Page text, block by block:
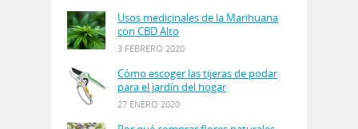
Usos medicinales de la Marihuana
con CBD Alto
3 FEBRERO 2020
Cómo escoger las tijeras de podar
para el jardín del hogar
27 ENERO 2020